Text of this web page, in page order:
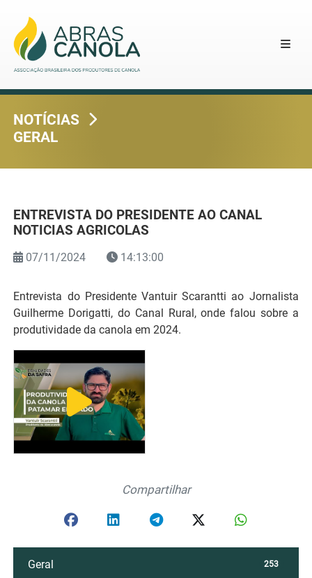
NOTÍCIAS
GERAL
ENTREVISTA DO PRESIDENTE AO CANAL
NOTICIAS AGRICOLAS
07/11/2024 14:13:00
Entrevista do Presidente Vantuir Scarantti ao Jornalista
Guilherme Dorigatti, do Canal Rural, onde falou sobre a
produtividade da canola em 2024.
Compartilhar
Geral 253